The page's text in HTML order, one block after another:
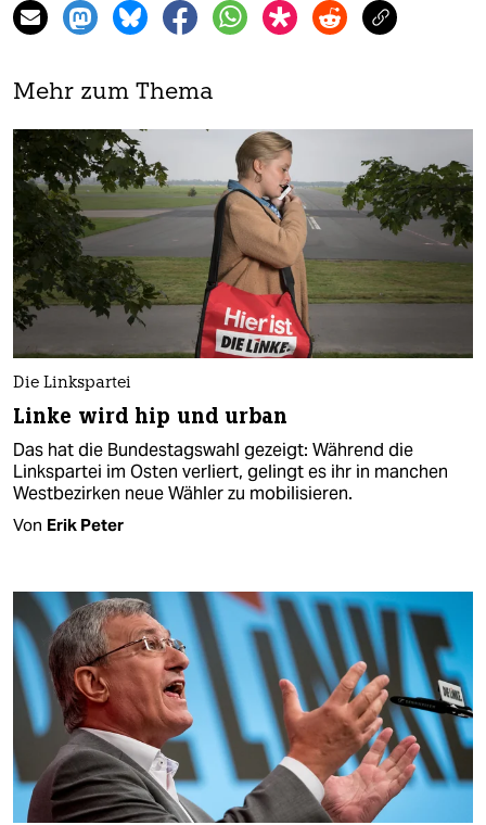
Mehr zum Thema
Die Linkspartei
Linke wird hip und urban
Das hat die Bundestagswahl gezeigt: Während die
Linkspartei im Osten verliert, gelingt es ihr in manchen
West­bezirken neue Wähler zu mobilisieren.
Von Erik Peter